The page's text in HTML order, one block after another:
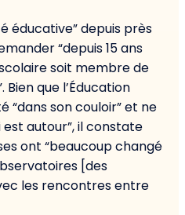
éducative” depuis près
“depuis 15 ans
soit membre de
Bien que l’Éducation
“dans son couloir” et ne
est autour”, il constate
ont “beaucoup changé
[des
les rencontres entre